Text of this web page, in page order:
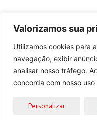
Valorizamos sua
Utilizamos cookies para
navegação, exibir
analisar nosso tráfego.
concorda com nosso uso
Personalizar